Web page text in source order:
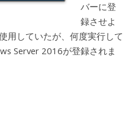
バーに登
録させよ
用していたが、何度実行して
Server 2016が登録されま